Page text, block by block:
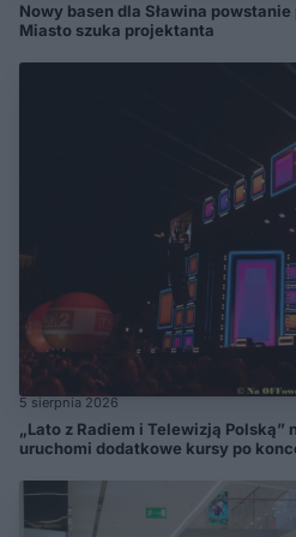
Nowy basen dla Sławina
Miasto szuka projektanta
5 sierpnia 2026
„Lato z Radiem i Telewizją
uruchomi dodatkowe kursy po